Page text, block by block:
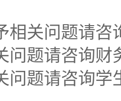
相关问题请
问题请咨询
问题请咨询